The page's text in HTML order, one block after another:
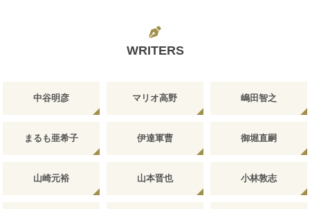
WRITERS
中谷明彦 マリオ高野 嶋田智之
まるも亜希子 伊達軍曹 御堀直嗣
山崎元裕 山本晋也 小林敦志